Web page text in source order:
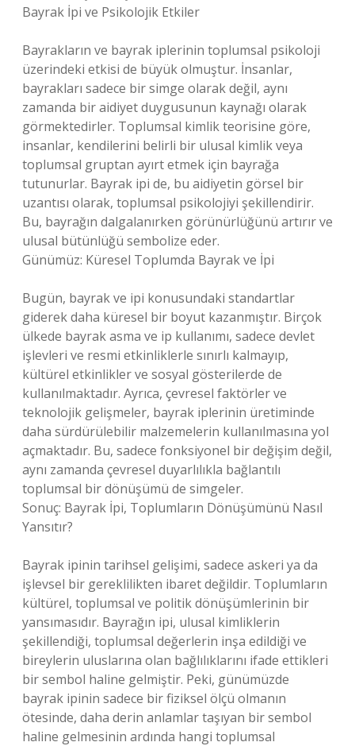
Bayrak İpi ve Psikolojik Etkiler
Bayrakların ve bayrak iplerinin toplumsal psikoloji
üzerindeki etkisi de büyük olmuştur. İnsanlar,
bayrakları sadece bir simge olarak değil, aynı
zamanda bir aidiyet duygusunun kaynağı olarak
görmektedirler. Toplumsal kimlik teorisine göre,
insanlar, kendilerini belirli bir ulusal kimlik veya
toplumsal gruptan ayırt etmek için bayrağa
tutunurlar. Bayrak ipi de, bu aidiyetin görsel bir
uzantısı olarak, toplumsal psikolojiyi şekillendirir.
Bu, bayrağın dalgalanırken görünürlüğünü artırır ve
ulusal bütünlüğü sembolize eder.
Günümüz: Küresel Toplumda Bayrak ve İpi
Bugün, bayrak ve ipi konusundaki standartlar
giderek daha küresel bir boyut kazanmıştır. Birçok
ülkede bayrak asma ve ip kullanımı, sadece devlet
işlevleri ve resmi etkinliklerle sınırlı kalmayıp,
kültürel etkinlikler ve sosyal gösterilerde de
kullanılmaktadır. Ayrıca, çevresel faktörler ve
teknolojik gelişmeler, bayrak iplerinin üretiminde
daha sürdürülebilir malzemelerin kullanılmasına yol
açmaktadır. Bu, sadece fonksiyonel bir değişim değil,
aynı zamanda çevresel duyarlılıkla bağlantılı
toplumsal bir dönüşümü de simgeler.
Sonuç: Bayrak İpi, Toplumların Dönüşümünü Nasıl
Yansıtır?
Bayrak ipinin tarihsel gelişimi, sadece askeri ya da
işlevsel bir gereklilikten ibaret değildir. Toplumların
kültürel, toplumsal ve politik dönüşümlerinin bir
yansımasıdır. Bayrağın ipi, ulusal kimliklerin
şekillendiği, toplumsal değerlerin inşa edildiği ve
bireylerin uluslarına olan bağlılıklarını ifade ettikleri
bir sembol haline gelmiştir. Peki, günümüzde
bayrak ipinin sadece bir fiziksel ölçü olmanın
ötesinde, daha derin anlamlar taşıyan bir sembol
haline gelmesinin ardında hangi toplumsal